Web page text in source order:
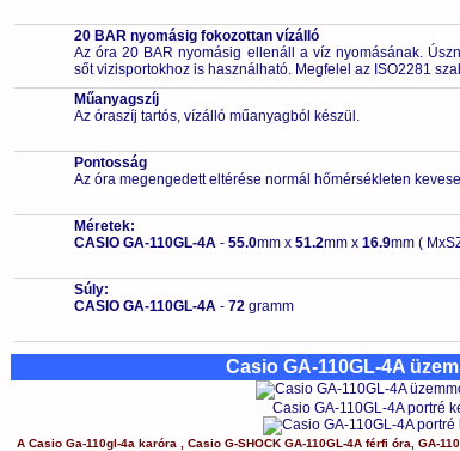
20 BAR nyomásig fokozottan vízálló
Az óra 20 BAR nyomásig ellenáll a víz nyomásának.
sőt vizisportokhoz is használható. Megfelel az ISO2281
Műanyagszíj
Az óraszíj tartós, vízálló műanyagból készül.
Pontosság
Az óra megengedett eltérése normál hőmérsékleten
Méretek:
CASIO GA-110GL-4A- 55.0mm x 51.2mm x 16.9mm (
Súly:
CASIO GA-110GL-4A- 72 gramm
Casio GA-110GL-4A
Casio GA-110GL-4A portré
A Casio Ga-110gl-4a karóra Casio G-SHOCK GA-110GL-4A férfi óra GA-